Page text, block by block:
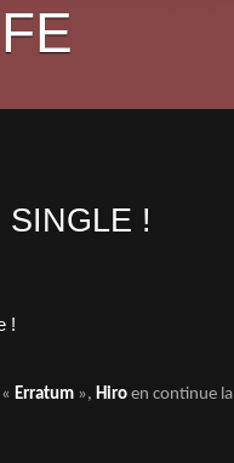
!
Erratum », Hiro en continue la